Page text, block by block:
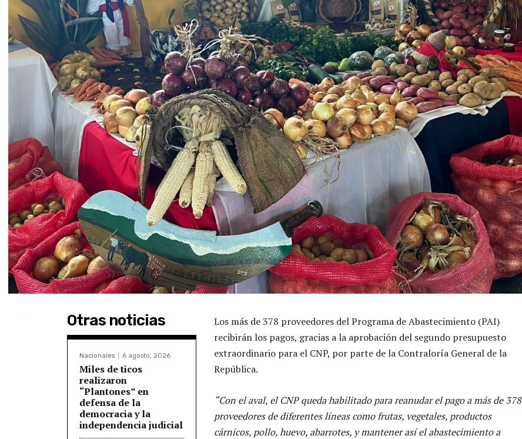
Otras noticias
Nacionales 6 agosto, 2026
Miles de ticos
realizaron
“Plantones” en
defensa de la
democracia y la
independencia judicial
Los más de 378 proveedores del Programa de Abastecimiento (PAI)
recibirán los pagos, gracias a la aprobación del segundo presupuesto
extraordinario para el CNP, por parte de la Contraloría General de la
República.
“Con el aval, el CNP queda habilitado para reanudar el pago a más de 378
proveedores de diferentes líneas como frutas, vegetales, productos
cárnicos, pollo, huevo, abarrotes, y mantener así el abastecimiento a